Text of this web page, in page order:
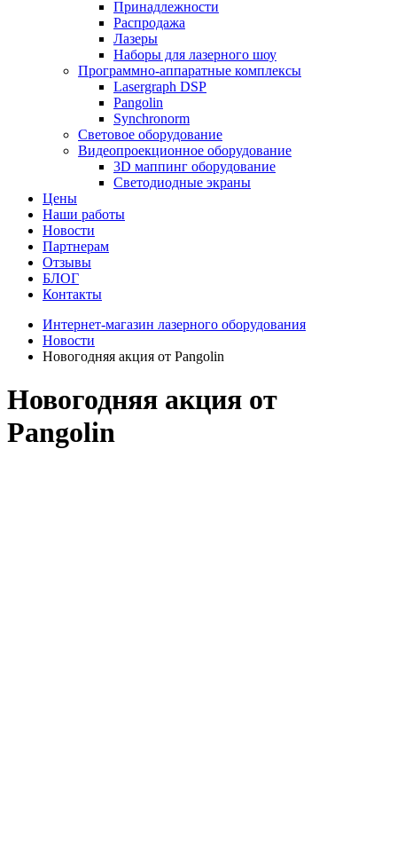
Принадлежности
Распродажа
Лазеры
Наборы для лазерного шоу
Программно-аппаратные комплексы
Lasergraph DSP
Pangolin
Synchronorm
Световое оборудование
Видеопроекционное оборудование
3D маппинг оборудование
Светодиодные экраны
Цены
Наши работы
Новости
Партнерам
Отзывы
БЛОГ
Контакты
Интернет-магазин лазерного оборудования
Новости
Новогодняя акция от Pangolin
Новогодняя акция от
Pangolin